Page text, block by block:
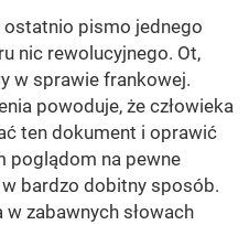
ostatnio pismo jednego
nic rewolucyjnego. Ot,
w sprawie frankowej.
powoduje, że człowieka
ten dokument i oprawić
poglądom na pewne
bardzo dobitny sposób.
zabawnych słowach